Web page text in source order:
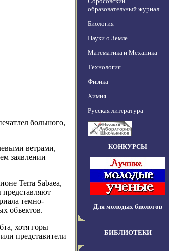
большого,
ветрами,
заявлении
Terra Sabaea,
представляют
темно-
объектов.
хотя горы
представители
образовательный журнал
Биология
Науки о Земле
Математика и Механика
Технология
Физика
Химия
Русская литература
КОНКУРСЫ
Для молодых биологов
БИБЛИОТЕКИ